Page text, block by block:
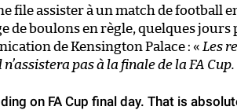
file assister à un match de football
de boulons en règle, quelques jours
de Kensington Palace : « Les
pas à la finale de la FA Cup.
on FA Cup final day. That is